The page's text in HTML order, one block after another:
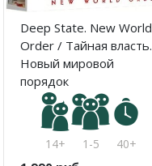
Deep State. New World
Order / Тайная власть.
Новый мировой
порядок
14+ 1-5 40+